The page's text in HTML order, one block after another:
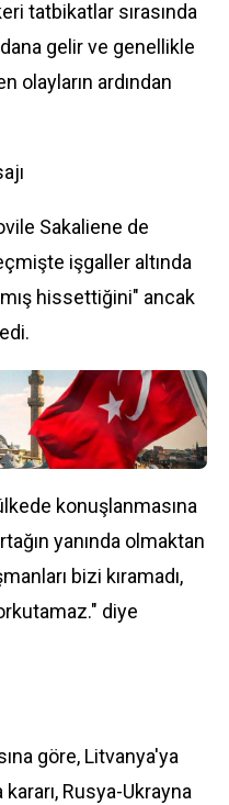
tatbikatlar sırasında
gelir ve genellikle
olayların ardından
Sakaliene de
işgaller altında
hissettiğini" ancak
konuşlanmasına
yanında olmaktan
bizi kıramadı,
diye
göre, Litvanya'ya
Rusya-Ukrayna